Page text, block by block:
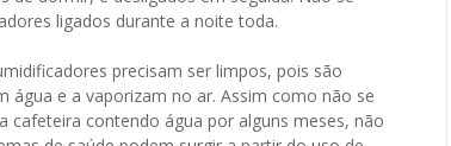
ligados durante a noite toda.
precisam ser limpos, pois são
água e a vaporizam no ar. Assim como não se
cafeteira contendo água por alguns meses, não